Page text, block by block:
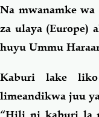
Na mwanamke
za ulaya (Europe)
huyu Ummu
Kaburi lake
limeandikwa juu